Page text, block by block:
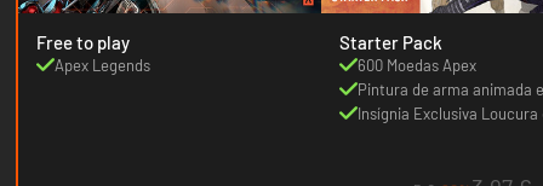
Free to play
Apex Legends
Starter Pack
600 Moedas Apex
Pintura de arma animada
Blue Fade RE45
Insígnia Exclusiva Loucura